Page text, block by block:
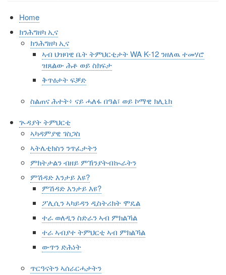
Home
ክንሕግዘካ ኢና
ክንሕግዘካ ኢና
ኣብ ህዝባዊ ቤት ትምህርቲታት WA K-12 ንዘለዉ ተመሃሮ
ዝጸልው ሕቶ ወይ ስክፍታ
ቅጥዕታት ፍቓድ
ስልጠና ሕተት፥ ናይ ሓለፋ በዓል፣ ወይ ኮማዊ ክሊኒክ
ጒዳያት ትምህርቲ
ኣካዳምያዊ ገስጋስ
ኣትሌቲክስን ንጥፈታትን
ምክትታልን ብዘይ ምኽንያትብኲራትን
ምሽዳድ እንታይ እዩ?
ምሽዳድ እንታይ እዩ?
ፖሊሲን ኣካይዳን ዲስትሪክት ሞዴል
ተራ ወለዲን ስድራን ኣብ ምክልኻል
ተራ ኣብያተ ትምህርቲ ኣብ ምክልኻል
ውጥን ድሕነት
ጥርዓናትን ኣሰራርሓታትን